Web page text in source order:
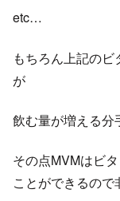
etc…
もちろん上記の
が
飲む量が増える分
その点MVMはビ
ことができるので